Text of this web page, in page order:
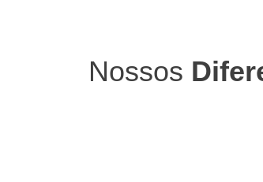
Nossos